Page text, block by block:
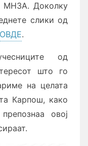
МНЗА. Доколку
слики од
ОВДЕ.
од
што го
на целата
Карпош, како
овој